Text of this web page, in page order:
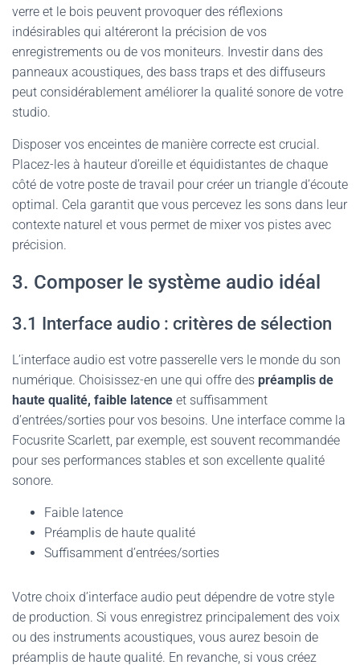
verre et le bois peuvent provoquer des réflexions
indésirables qui altéreront la précision de vos
enregistrements ou de vos moniteurs. Investir dans des
panneaux acoustiques, des bass traps et des diffuseurs
peut considérablement améliorer la qualité sonore de votre
studio.
Disposer vos enceintes de manière correcte est crucial.
Placez-les à hauteur d’oreille et équidistantes de chaque
côté de votre poste de travail pour créer un triangle d’écoute
optimal. Cela garantit que vous percevez les sons dans leur
contexte naturel et vous permet de mixer vos pistes avec
précision.
3. Composer le système audio idéal
3.1 Interface audio : critères de sélection
L’interface audio est votre passerelle vers le monde du son
numérique. Choisissez-en une qui offre des préamplis de
haute qualité, faible latence et suffisamment
d’entrées/sorties pour vos besoins. Une interface comme la
Focusrite Scarlett, par exemple, est souvent recommandée
pour ses performances stables et son excellente qualité
sonore.
Faible latence
Préamplis de haute qualité
Suffisamment d’entrées/sorties
Votre choix d’interface audio peut dépendre de votre style
de production. Si vous enregistrez principalement des voix
ou des instruments acoustiques, vous aurez besoin de
préamplis de haute qualité. En revanche, si vous créez